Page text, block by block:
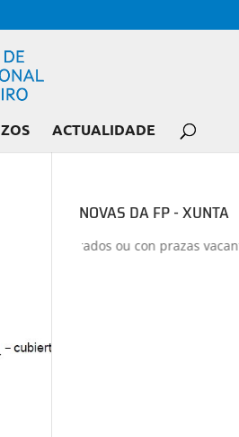
ACTUALIDADE
NOVAS DA FP - XUNTA
liberados ou con prazas